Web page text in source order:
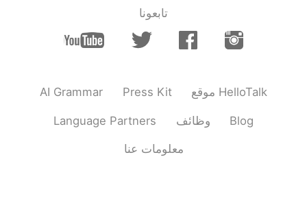
My daughter also took off the serving
wheels! Congratulations:)
Umberry
2018.10.02 11:30
And please say to congrats to her :)
Umberry
2018.10.02 11:30
تابعونا
AI Grammar Press Kit موقع HelloTalk
Language Partners وظائف Blog
معلومات عنا